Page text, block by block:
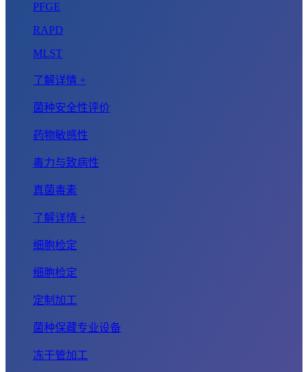
PFGE
RAPD
MLST
了解详情 +
菌种安全性评价
药物敏感性
毒力与致病性
真菌毒素
了解详情 +
细胞检定
细胞检定
定制加工
菌种保藏专业设备
冻干管加工